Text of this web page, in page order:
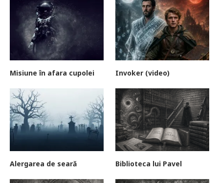
Misiune în afara cupolei Invoker (video)
Alergarea de seară Biblioteca lui Pavel